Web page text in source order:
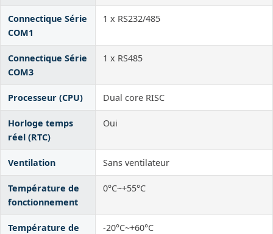
Connectique Série
COM1
1 x RS232/485
Connectique Série
COM3
1 x RS485
Processeur (CPU) Dual core RISC
Horloge temps
réel (RTC)
Oui
Ventilation Sans ventilateur
Température de
fonctionnement
0°C~+55°C
Température de
-20°C~+60°C